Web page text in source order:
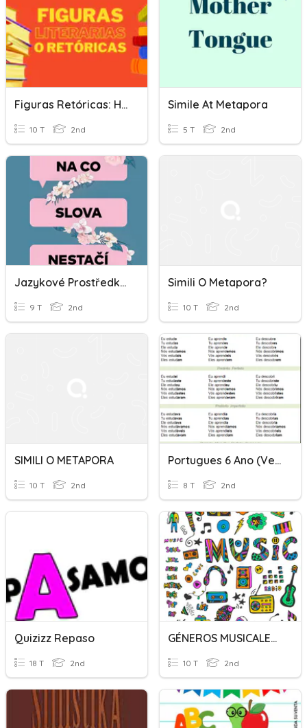
Figuras Retóricas: Hipérbole, Pregunta Retórica Y Metáfora.
10 T 2nd
Simile At Metapora
5 T 2nd
Jazykové Prostředky V Líčení
9 T 2nd
Simili O Metapora?
10 T 2nd
SIMILI O METAPORA
10 T 2nd
Portugues 6 Ano (verbo),(carta)e (textos)
8 T 2nd
Quizizz Repaso
18 T 2nd
GÉNEROS MUSICALES ESPAÑOL
10 T 2nd